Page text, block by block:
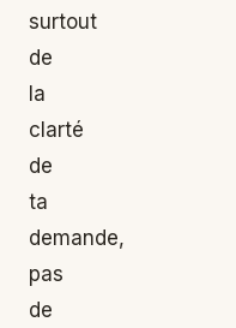
surtout
de
la
clarté
de
ta
demande,
pas
de